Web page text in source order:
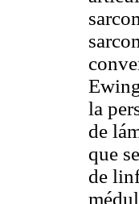
la
de
que
de